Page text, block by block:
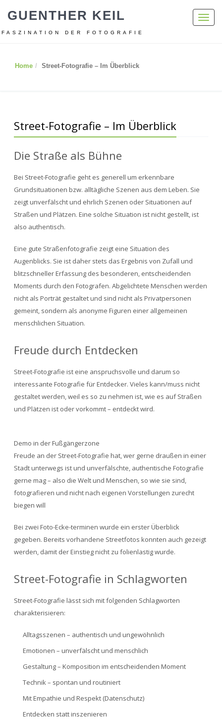
GUENTHER KEIL
FASZINATION DER FOTOGRAFIE
Home Street-Fotografie – Im Überblick
Street-Fotografie – Im Überblick
Die Straße als Bühne
Bei Street-Fotografie geht es generell um erkennbare
Grundsituationen bzw. alltägliche Szenen aus dem Leben. Sie
zeigt unverfälscht und ehrlich Szenen oder Situationen auf
Straßen und Plätzen. Eine solche Situation ist nicht gestellt, ist
also authentisch.
Eine gute Straßenfotografie zeigt eine Situation des
Augenblicks. Sie ist daher stets das Ergebnis von Zufall und
blitzschneller Erfassung des besonderen, entscheidenden
Moments durch den Fotografen. Abgelichtete Menschen werden
nicht als Porträt gestaltet und sind nicht als Privatpersonen
gemeint, sondern als anonyme Figuren einer allgemeinen
menschlichen Situation.
Freude durch Entdecken
Street-Fotografie ist eine anspruchsvolle und darum so
interessante Fotografie für Entdecker. Vieles kann/muss nicht
gestaltet werden, weil es so zu nehmen ist, wie es auf Straßen
und Plätzen ist oder vorkommt – entdeckt wird.
Demo in der Fußgängerzone
Freude an der Street-Fotografie hat, wer gerne draußen in einer
Stadt unterwegs ist und unverfälschte, authentische Fotografie
gerne mag – also die Welt und Menschen, so wie sie sind,
fotografieren und nicht nach eigenen Vorstellungen zurecht
biegen will
Bei zwei Foto-Ecke-terminen wurde ein erster Überblick
gegeben. Bereits vorhandene Streetfotos konnten auch gezeigt
werden, damit der Einstieg nicht zu folienlastig wurde.
Street-Fotografie in Schlagworten
Street-Fotografie lässt sich mit folgenden Schlagworten
charakterisieren:
Alltagsszenen – authentisch und ungewöhnlich
Emotionen – unverfälscht und menschlich
Gestaltung – Komposition im entscheidenden Moment
Technik – spontan und routiniert
Mit Empathie und Respekt (Datenschutz)
Entdecken statt inszenieren